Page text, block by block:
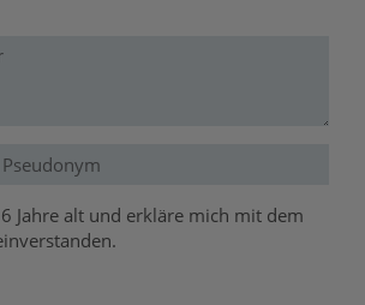
Jahre alt und erkläre mich mit dem